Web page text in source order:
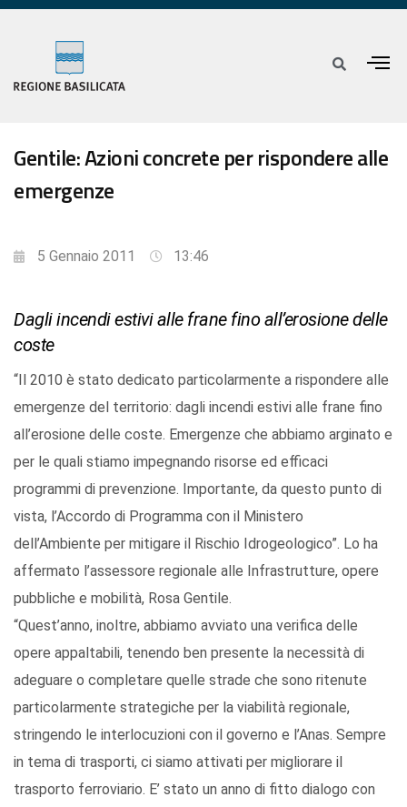
Gentile: Azioni concrete per rispondere alle
emergenze
5 Gennaio 2011 13:46
Dagli incendi estivi alle frane fino all’erosione delle
coste
“Il 2010 è stato dedicato particolarmente a rispondere alle
emergenze del territorio: dagli incendi estivi alle frane fino
all’erosione delle coste. Emergenze che abbiamo arginato e
per le quali stiamo impegnando risorse ed efficaci
programmi di prevenzione. Importante, da questo punto di
vista, l’Accordo di Programma con il Ministero
dell’Ambiente per mitigare il Rischio Idrogeologico”. Lo ha
affermato l’assessore regionale alle Infrastrutture, opere
pubbliche e mobilità, Rosa Gentile.
“Quest’anno, inoltre, abbiamo avviato una verifica delle
opere appaltabili, tenendo ben presente la necessità di
adeguare o completare quelle strade che sono ritenute
particolarmente strategiche per la viabilità regionale,
stringendo le interlocuzioni con il governo e l’Anas. Sempre
in tema di trasporti, ci siamo attivati per migliorare il
trasporto ferroviario. E’ stato un anno di fitto dialogo con